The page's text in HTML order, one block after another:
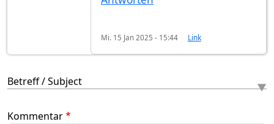
Mi. 15 Jan 2025 - 15:44 Link
Betreff / Subject
Kommentar